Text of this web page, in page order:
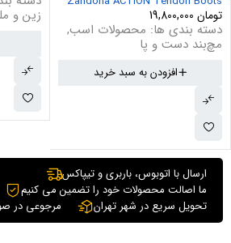
تومان
دسته بندی ها: محصولات اسب,
مچ‌بند دست و پا
افزودن به سبد خرید
زین و
ارسال با اتوبوس، باربری و تیپاکس
ما اصالت محصولات خود را تضمین می کنیم
تحویل سریع در شهر تهران
مرجوعی در